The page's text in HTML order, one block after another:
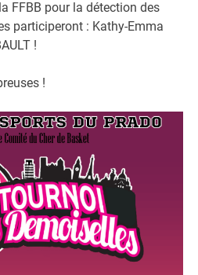
FFBB pour la détection des
participeront : Kathy-Emma
!
!